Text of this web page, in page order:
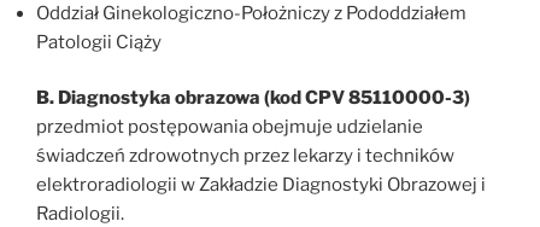
Oddział Ginekologiczno-Położniczy z Pododdziałem
Patologii Ciąży
B. Diagnostyka obrazowa (kod CPV 85110000-3)
przedmiot postępowania obejmuje udzielanie
świadczeń zdrowotnych przez lekarzy i techników
elektroradiologii w Zakładzie Diagnostyki Obrazowej i
Radiologii.